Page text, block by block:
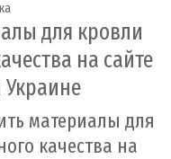
для кровли
на сайте
материалы для
качества на